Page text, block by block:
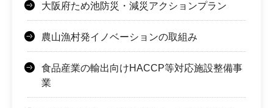
大阪府ため池防災・減災アクションプラン
農山漁村発イノベーションの取組み
食品産業の輸出向けHACCP等対応施設整備事
業